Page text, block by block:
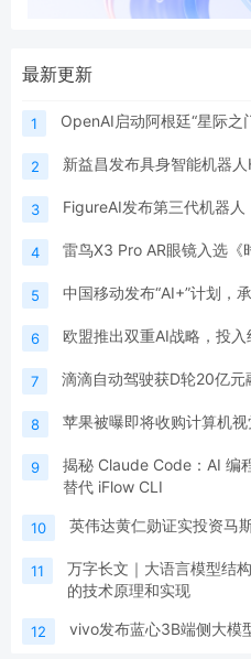
最新更新
1 OpenAI启动阿根廷“星际
2 新益昌发布具身智能机器
3 FigureAI发布第三代机器
4 雷鸟X3 Pro AR眼镜入选
5 中国移动发布“AI+”计划，
6 欧盟推出双重AI战略，投
7 滴滴自动驾驶获D轮20亿
8 苹果被曝即将收购计算机
9
揭秘 Claude Code：AI 编
替代 iFlow CLI
10 英伟达黄仁勋证实投资马
11
万字长文｜大语言模型结
的技术原理和实现
12 vivo发布蓝心3B端侧大模